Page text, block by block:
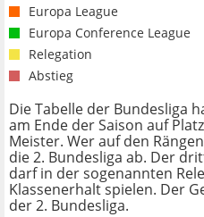
Europa League
Europa Conference League
Relegation
Abstieg
Die Tabelle der Bundesliga
am Ende der Saison auf
Meister. Wer auf den
die 2. Bundesliga ab. Der
darf in der sogenannten
Klassenerhalt spielen. Der
der 2. Bundesliga.